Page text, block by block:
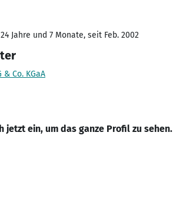
24 Jahre und 7 Monate, seit Feb. 2002
& Co. KGaA
jetzt ein, um das ganze Profil zu sehen.